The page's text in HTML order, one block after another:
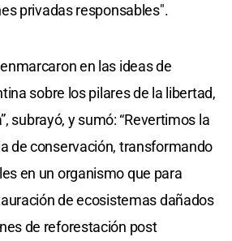
privadas responsables".
en las ideas de
sobre los pilares de la libertad,
subrayó, y sumó: “Revertimos la
de conservación, transformando
en un organismo que para
de ecosistemas dañados
de reforestación post